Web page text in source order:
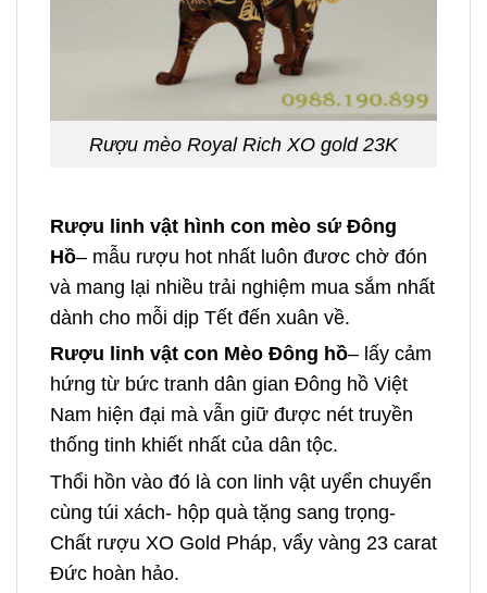
Rượu mèo Royal Rich XO gold 23K
Rượu linh vật hình con mèo sứ Đông
Hồ– mẫu rượu hot nhất luôn đươc chờ đón
và mang lại nhiều trải nghiệm mua sắm nhất
dành cho mỗi dịp Tết đến xuân về.
Rượu linh vật con Mèo Đông hồ– lấy cảm
hứng từ bức tranh dân gian Đông hồ Việt
Nam hiện đại mà vẫn giữ được nét truyền
thống tinh khiết nhất của dân tộc.
Thổi hồn vào đó là con linh vật uyển chuyển
cùng túi xách- hộp quà tặng sang trọng-
Chất rượu XO Gold Pháp, vẩy vàng 23 carat
Đức hoàn hảo.